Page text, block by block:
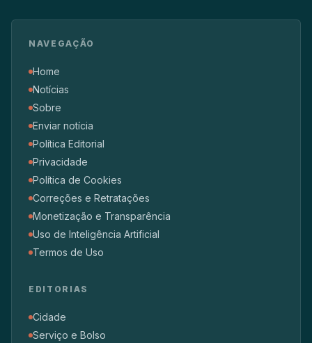
NAVEGAÇÃO
Home
Notícias
Sobre
Enviar notícia
Política Editorial
Privacidade
Política de Cookies
Correções e Retratações
Monetização e Transparência
Uso de Inteligência Artificial
Termos de Uso
EDITORIAS
Cidade
Serviço e Bolso